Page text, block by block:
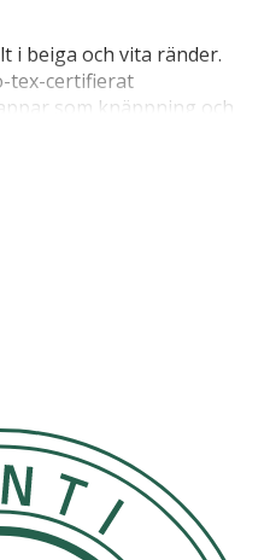
i beiga och vita ränder.
tex-certifierat
som knäppning och
bruksanvisningen